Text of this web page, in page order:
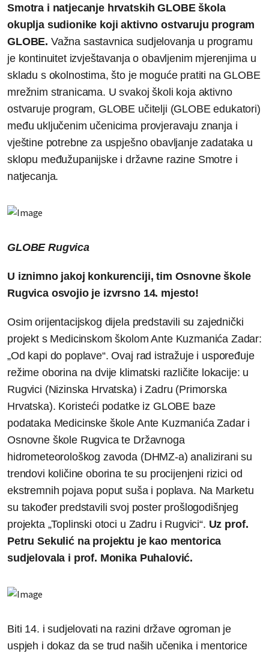
Smotra i natjecanje hrvatskih GLOBE škola
okuplja sudionike koji aktivno ostvaruju program
GLOBE. Važna sastavnica sudjelovanja u programu
je kontinuitet izvještavanja o obavljenim mjerenjima u
skladu s okolnostima, što je moguće pratiti na GLOBE
mrežnim stranicama. U svakoj školi koja aktivno
ostvaruje program, GLOBE učitelji (GLOBE edukatori)
među uključenim učenicima provjeravaju znanja i
vještine potrebne za uspješno obavljanje zadataka u
sklopu međužupanijske i državne razine Smotre i
natjecanja.
GLOBE Rugvica
U iznimno jakoj konkurenciji, tim Osnovne škole
Rugvica osvojio je izvrsno 14. mjesto!
Osim orijentacijskog dijela predstavili su zajednički
projekt s Medicinskom školom Ante Kuzmanića Zadar:
„Od kapi do poplave“. Ovaj rad istražuje i uspoređuje
režime oborina na dvije klimatski različite lokacije: u
Rugvici (Nizinska Hrvatska) i Zadru (Primorska
Hrvatska). Koristeći podatke iz GLOBE baze
podataka Medicinske škole Ante Kuzmanića Zadar i
Osnovne škole Rugvica te Državnoga
hidrometeorološkog zavoda (DHMZ-a) analizirani su
trendovi količine oborina te su procijenjeni rizici od
ekstremnih pojava poput suša i poplava. Na Marketu
su također predstavili svoj poster prošlogodišnjeg
projekta „Toplinski otoci u Zadru i Rugvici“. Uz prof.
Petru Sekulić na projektu je kao mentorica
sudjelovala i prof. Monika Puhalović.
Biti 14. i sudjelovati na razini države ogroman je
uspjeh i dokaz da se trud naših učenika i mentorice